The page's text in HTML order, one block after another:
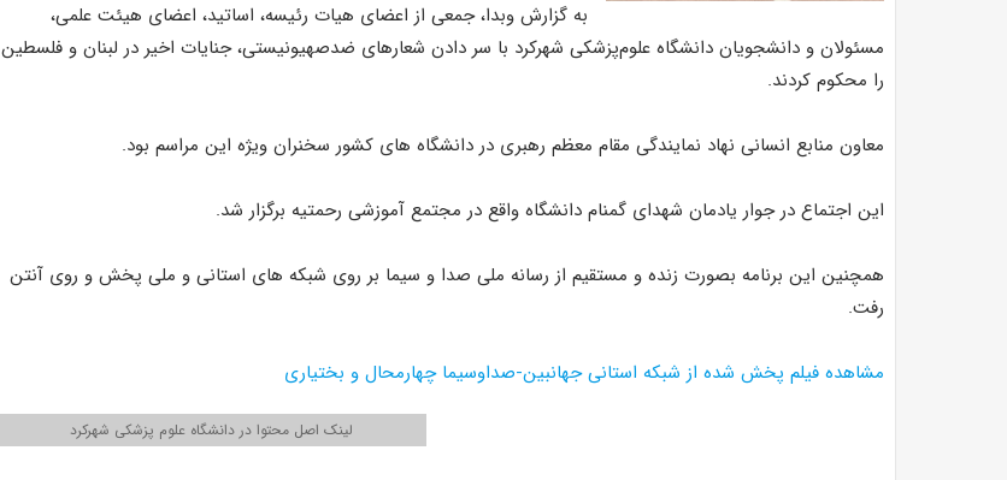
به گزارش وبدا، جمعی از اعضای هیات رئیسه، اساتید، اعضای هیئت علمی،
مسئولان و دانشجویان دانشگاه علوم‌پزشکی شهرکرد با سر دادن شعارهای ضدصهیونیستی، جنایات اخیر در لبنان و فلسطین
را محکوم کردند.
معاون منابع انسانی نهاد نمایندگی مقام معظم رهبری در دانشگاه های کشور سخنران ویژه این مراسم بود.
این اجتماع در جوار یادمان شهدای گمنام دانشگاه واقع در مجتمع آموزشی رحمتیه برگزار شد.
همچنین این برنامه بصورت زنده و مستقیم از رسانه ملی صدا و سیما بر روی شبکه های استانی و ملی پخش و روی آنتن
رفت.
مشاهده فیلم پخش شده از شبکه استانی جهانبین-صداوسیما چهارمحال و بختیاری
لینک اصل محتوا در دانشگاه علوم پزشکی شهرکرد